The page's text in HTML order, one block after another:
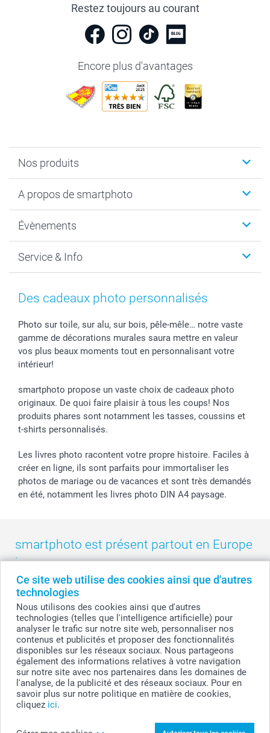
Ce site web utilise des cookies ainsi que d'autres
technologies
Nous utilisons des cookies ainsi que d'autres
technologies (telles que l'intelligence artificielle) pour
analyser le trafic sur notre site web, personnaliser nos
contenus et publicités et proposer des fonctionnalités
disponibles sur les réseaux sociaux. Nous partageons
également des informations relatives à votre navigation
sur notre site avec nos partenaires dans les domaines de
l'analyse, de la publicité et des réseaux sociaux. Pour en
savoir plus sur notre politique en matière de cookies,
cliquez ici.
Restez toujours au courant
Encore plus d'avantages
Nos produits
Cadeaux photo
MyNameBook
Développement photo & Tirage photo
Cadres photo & accessoires déco
Stickers & Etiquettes
Chèque Cadeau
A propos de smartphoto
Durabilité
Gestion des cookies
Mentions Légales
Affiliation
Investor Relations
B2B smartbusiness
Évènements
Nouvel An
Fête des Mères
Confirmation ou communion
Mariage
Fête d'anniversaire
Tous les évènements
Service & Info
Tarifs et frais de livraison
Livraison en 48 heures
Modes de Paiement
Identifiez-vous
Statut de ma commande
smarfriends
smartgarantie
smartbonus
Des cadeaux photo personnalisés
Photo sur toile, sur alu, sur bois, pêle-mêle… notre vaste
gamme de décorations murales saura mettre en valeur
vos plus beaux moments tout en personnalisant votre
intérieur!
smartphoto propose un vaste choix de cadeaux photo
originaux. De quoi faire plaisir à tous les coups! Nos
produits phares sont notamment les tasses, coussins et
t-shirts personnalisés.
Les livres photo racontent votre propre histoire. Faciles à
créer en ligne, ils sont parfaits pour immortaliser les
photos de mariage ou de vacances et sont très demandés
en été, notamment les livres photo DIN A4 paysage.
smartphoto est présent partout en Europe
:
België - Belgique - Danmark - Deutschland - France - Ireland
- Nederland - Norge
Switzerland - Suomi - Sverige - United Kingdom
Other Countries
Tous les prix sont en francs suisses (CHF), TVA incluse et hors frais de port.